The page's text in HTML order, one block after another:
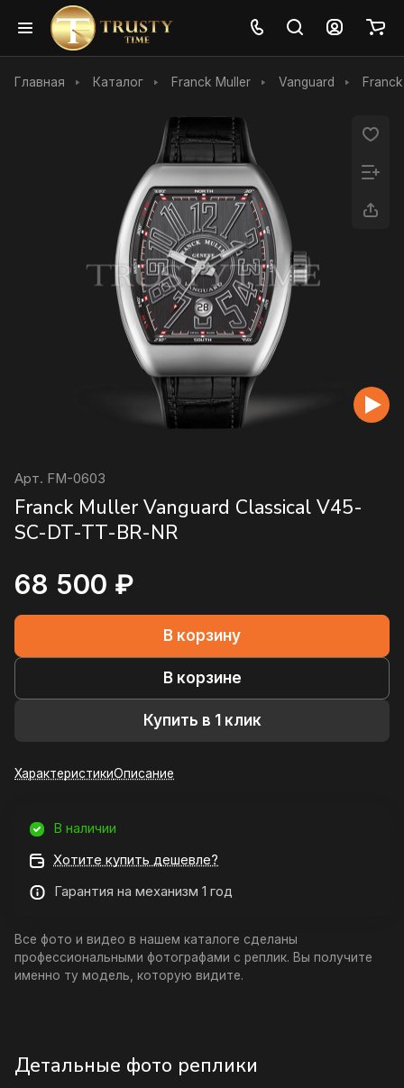
Главная Каталог Franck Muller Vanguard
Арт. FM-0603
Franck Muller Vanguard Classical V45-
SC-DT-TT-BR-NR
68 500 ₽
В корзину
В корзине
Купить в 1 клик
ХарактеристикиОписание
В наличии
Хотите купить дешевле?
Гарантия на механизм 1 год
Все фото и видео в нашем каталоге сделаны
профессиональными фотографами с реплик. Вы получите
именно ту модель, которую видите.
Детальные фото реплики